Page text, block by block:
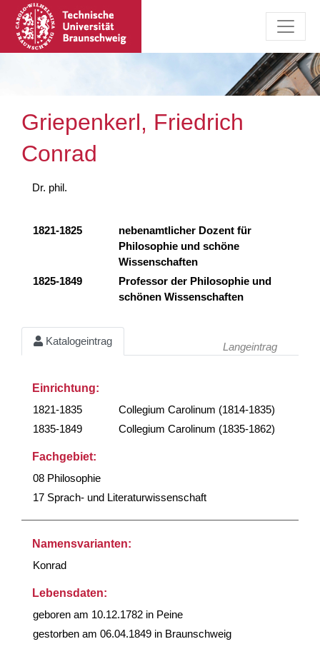
Griepenkerl, Friedrich
Conrad
Dr. phil.
1821-1825
nebenamtlicher Dozent für
Philosophie und schöne
Wissenschaften
1825-1849
Professor der Philosophie und
schönen Wissenschaften
Katalogeintrag Langeintrag
Einrichtung:
1821-1835
Collegium Carolinum (1814-1835)
1835-1849
Collegium Carolinum (1835-1862)
Fachgebiet:
08 Philosophie
17 Sprach- und Literaturwissenschaft
Namensvarianten:
Konrad
Lebensdaten:
geboren am 10.12.1782 in Peine
gestorben am 06.04.1849 in Braunschweig